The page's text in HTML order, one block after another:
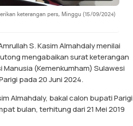
keterangan pers, Minggu (15/09/2024)
S. Kasim Almahdaly menilai
mengabaikan surat keterangan
Manusia (Kemenkumham) Sulawesi
pada 20 Juni 2024.
Almahdaly, bakal calon bupati Parigi
bulan, terhitung dari 21 Mei 2019